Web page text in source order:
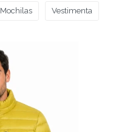
Mochilas Vestimenta